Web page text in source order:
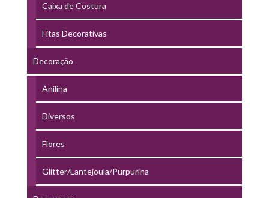
Caixa de Costura
Fitas Decorativas
Decoração
Anilina
Diversos
Flores
Glitter/Lantejoula/Purpurina